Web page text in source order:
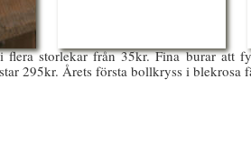
flera storlekar från 35kr. Fina burar att
295kr. Årets första bollkryss i blekrosa